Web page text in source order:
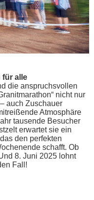
für alle
die anspruchsvollen
nicht nur
auch Zuschauer
Atmosphäre
tausende Besucher
erwartet sie ein
den perfekten
schafft. Ob
8. Juni 2025 lohnt
Fall!